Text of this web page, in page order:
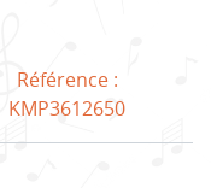
Référence :
KMP3612650